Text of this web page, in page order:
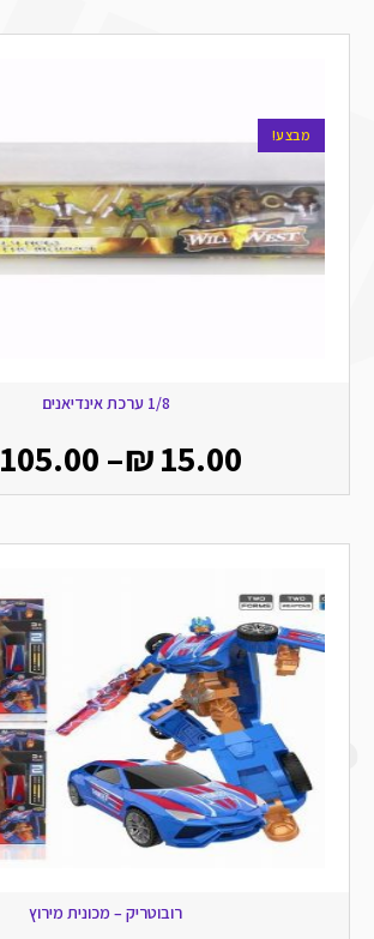
מבצע!
1/8 ערכת אינדיאנים
₪15.00
–
105.00
רובוטריק – מכונית מירוץ